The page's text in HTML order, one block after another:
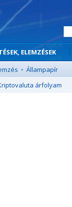
ELEMZÉSEK
• Állampapír
árfolyam